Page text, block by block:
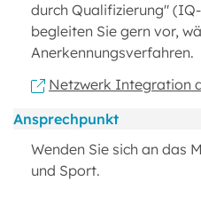
durch Qualifizierung"
begleiten Sie gern vor,
Anerkennungsverfahren.
Netzwerk Integration
Ansprechpunkt
Wenden Sie sich an das
und Sport.